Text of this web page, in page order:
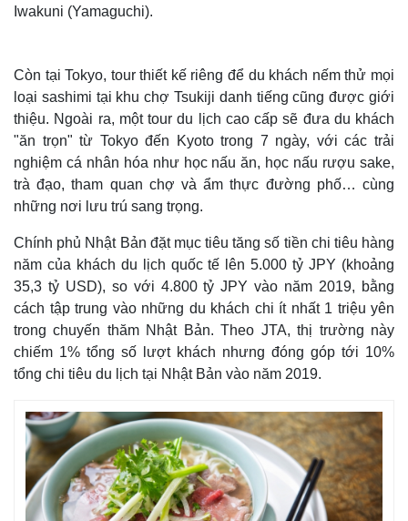
Thế giới
Quan sát
Cuộc sống đó đây
Hồ sơ
Multimedia
Video
Ảnh
Iwakuni (Yamaguchi).
Còn tại Tokyo, tour thiết kế riêng để du khách nếm thử mọi
loại sashimi tại khu chợ Tsukiji danh tiếng cũng được giới
thiệu. Ngoài ra, một tour du lịch cao cấp sẽ đưa du khách
"ăn trọn" từ Tokyo đến Kyoto trong 7 ngày, với các trải
nghiệm cá nhân hóa như học nấu ăn, học nấu rượu sake,
trà đạo, tham quan chợ và ẩm thực đường phố… cùng
những nơi lưu trú sang trọng.
Chính phủ Nhật Bản đặt mục tiêu tăng số tiền chi tiêu hàng
năm của khách du lịch quốc tế lên 5.000 tỷ JPY (khoảng
35,3 tỷ USD), so với 4.800 tỷ JPY vào năm 2019, bằng
cách tập trung vào những du khách chi ít nhất 1 triệu yên
trong chuyến thăm Nhật Bản. Theo JTA, thị trường này
chiếm 1% tổng số lượt khách nhưng đóng góp tới 10%
tổng chi tiêu du lịch tại Nhật Bản vào năm 2019.